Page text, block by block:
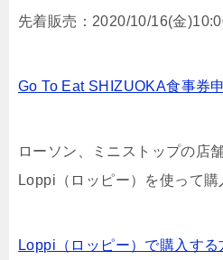
先着販売：2020/10/16(金
Go To Eat SHIZUOKA食事券
ローソン、ミニストップの店
Loppi（ロッピー）を使って購
Loppi（ロッピー）で購入する